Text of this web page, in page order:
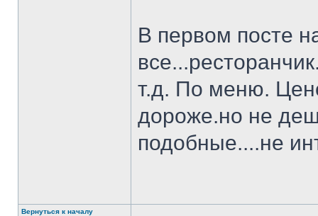
В первом посте
т.д. По меню.
дороже.но не
подобные....не
Вернуться к началу